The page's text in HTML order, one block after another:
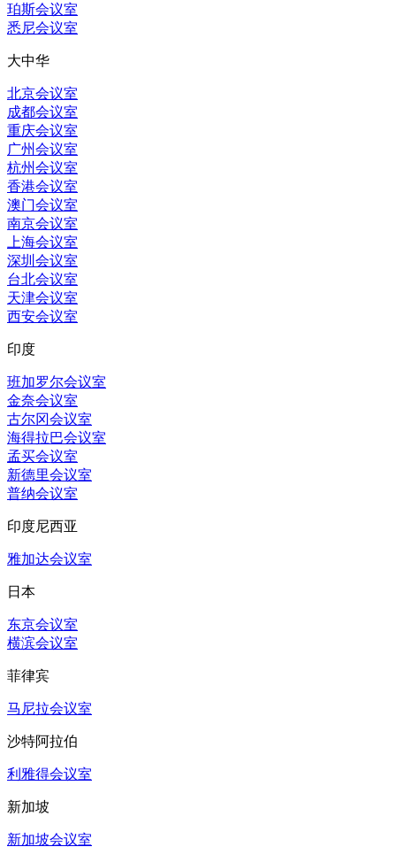
珀斯会议室
悉尼会议室
大中华
北京会议室
成都会议室
重庆会议室
广州会议室
杭州会议室
香港会议室
澳门会议室
南京会议室
上海会议室
深圳会议室
台北会议室
天津会议室
西安会议室
印度
班加罗尔会议室
金奈会议室
古尔冈会议室
海得拉巴会议室
孟买会议室
新德里会议室
普纳会议室
印度尼西亚
雅加达会议室
日本
东京会议室
横滨会议室
菲律宾
马尼拉会议室
沙特阿拉伯
利雅得会议室
新加坡
新加坡会议室